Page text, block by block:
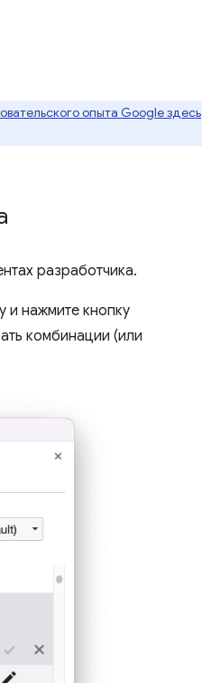
опыта Google здесь
разработчика.
и нажмите кнопку
комбинации (или